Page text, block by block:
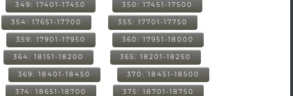
349: 17401-17450 350: 17451-17500
354: 17651-17700 355: 17701-17750
359: 17901-17950 360: 17951-18000
364: 18151-18200 365: 18201-18250
369: 18401-18450 370: 18451-18500
374: 18651-18700 375: 18701-18750